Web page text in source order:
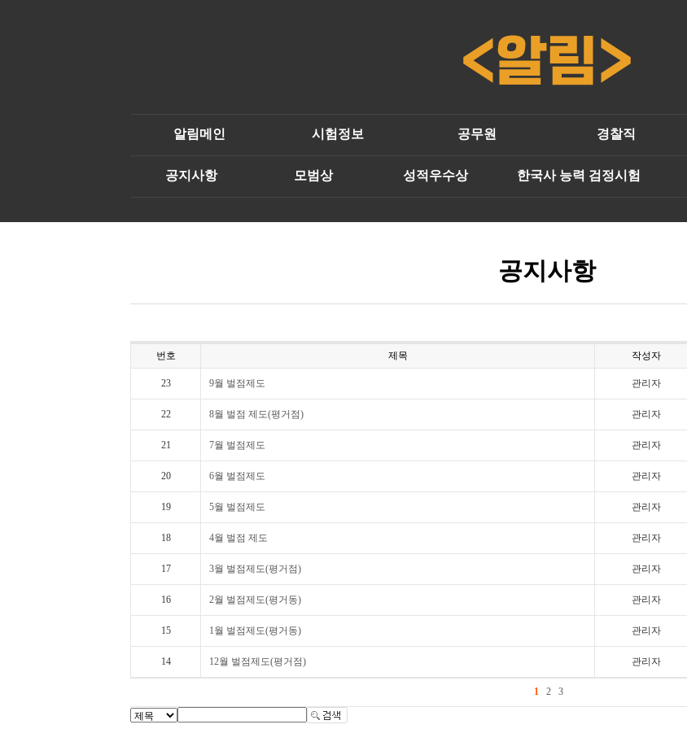
알림메인 시험정보 공무원 경찰직
공지사항 모범상 성적우수상 한국사 능력 검정시험
공지사항
번호 제목 작성자
23 9월 벌점제도 관리자
22 8월 벌점 제도(평거점) 관리자
21 7월 벌점제도 관리자
20 6월 벌점제도 관리자
19 5월 벌점제도 관리자
18 4월 벌점 제도 관리자
17 3월 벌점제도(평거점) 관리자
16 2월 벌점제도(평거동) 관리자
15 1월 벌점제도(평거동) 관리자
14 12월 벌점제도(평거점) 관리자
1 2 3